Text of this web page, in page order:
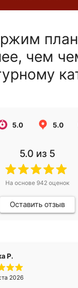
чем
5.0 5.0
5.0 из 5
На основе 942оценок
Оставить отзыв
Р.
2026